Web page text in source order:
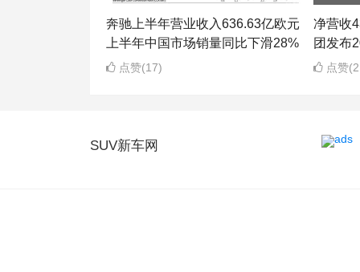
奔驰上半年营业收入636.63亿欧元
上半年中国市场销量同比下滑28%
点赞(17)
净营收
团发布
点赞
SUV新车网